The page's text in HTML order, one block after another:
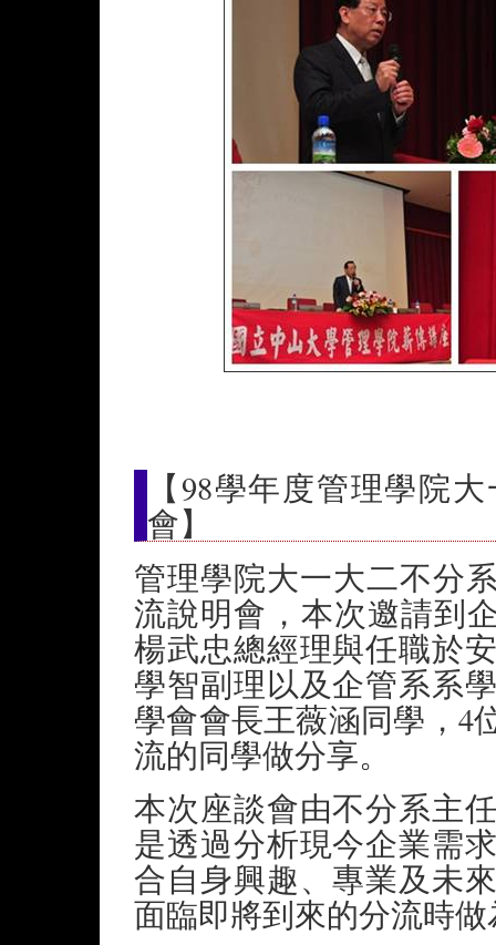
【98學年度管理學院
會】
管理學院大一大二不分
流說明會，本次邀請到
楊武忠總經理與任職於
學智副理以及企管系系
學會會長王薇涵同學，4
流的同學做分享。
本次座談會由不分系主
是透過分析現今企業需
合自身興趣、專業及未
面臨即將到來的分流時